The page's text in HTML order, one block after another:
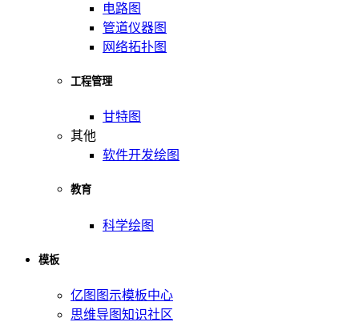
电路图
管道仪器图
网络拓扑图
工程管理
甘特图
其他
软件开发绘图
教育
科学绘图
模板
亿图图示模板中心
思维导图知识社区